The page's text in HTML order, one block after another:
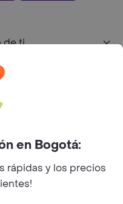
de ti
Instagram
en Bogotá:
rápidas y los precios